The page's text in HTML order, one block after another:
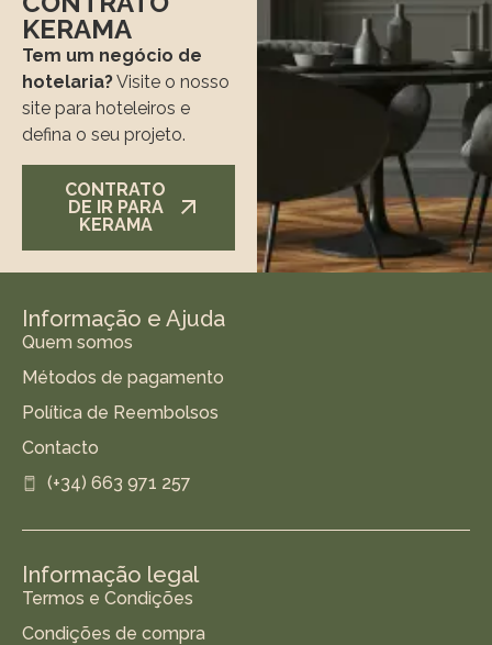
KERAMA
Tem um negócio de
hotelaria?Visite o nosso
site para hoteleiros e
defina o seu projeto.
CONTRATO
DE IR PARA
KERAMA
Informação e Ajuda
Quem somos
Métodos de pagamento
Política de Reembolsos
Contacto
(+34) 663 971 257
Informação legal
Termos e Condições
Condições de compra